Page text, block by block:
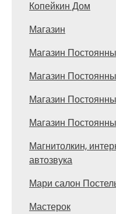
Копейкин Дом
Магазин
Магазин
Магазин
Магазин
Магазин
Магнитолкин,
автозвука
Мари салон
Мастерок